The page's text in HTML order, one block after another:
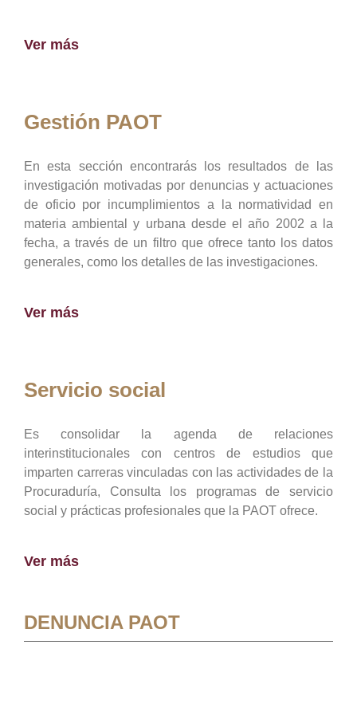
Ver más
Gestión PAOT
En esta sección encontrarás los resultados de las
investigación motivadas por denuncias y actuaciones
de oficio por incumplimientos a la normatividad en
materia ambiental y urbana desde el año 2002 a la
fecha, a través de un filtro que ofrece tanto los datos
generales, como los detalles de las investigaciones.
Ver más
Servicio social
Es consolidar la agenda de relaciones
interinstitucionales con centros de estudios que
imparten carreras vinculadas con las actividades de la
Procuraduría, Consulta los programas de servicio
social y prácticas profesionales que la PAOT ofrece.
Ver más
DENUNCIA PAOT